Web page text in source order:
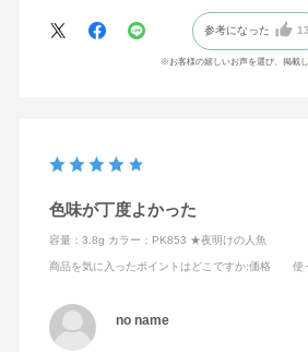
参考になった 13
※お客様の嬉しいお声を選び、掲載
色味が丁度よかった
容量：3.8g カラー：PK853 ★夜明けの人魚
商品を気に入ったポイントはどこですか:価格 使
no name